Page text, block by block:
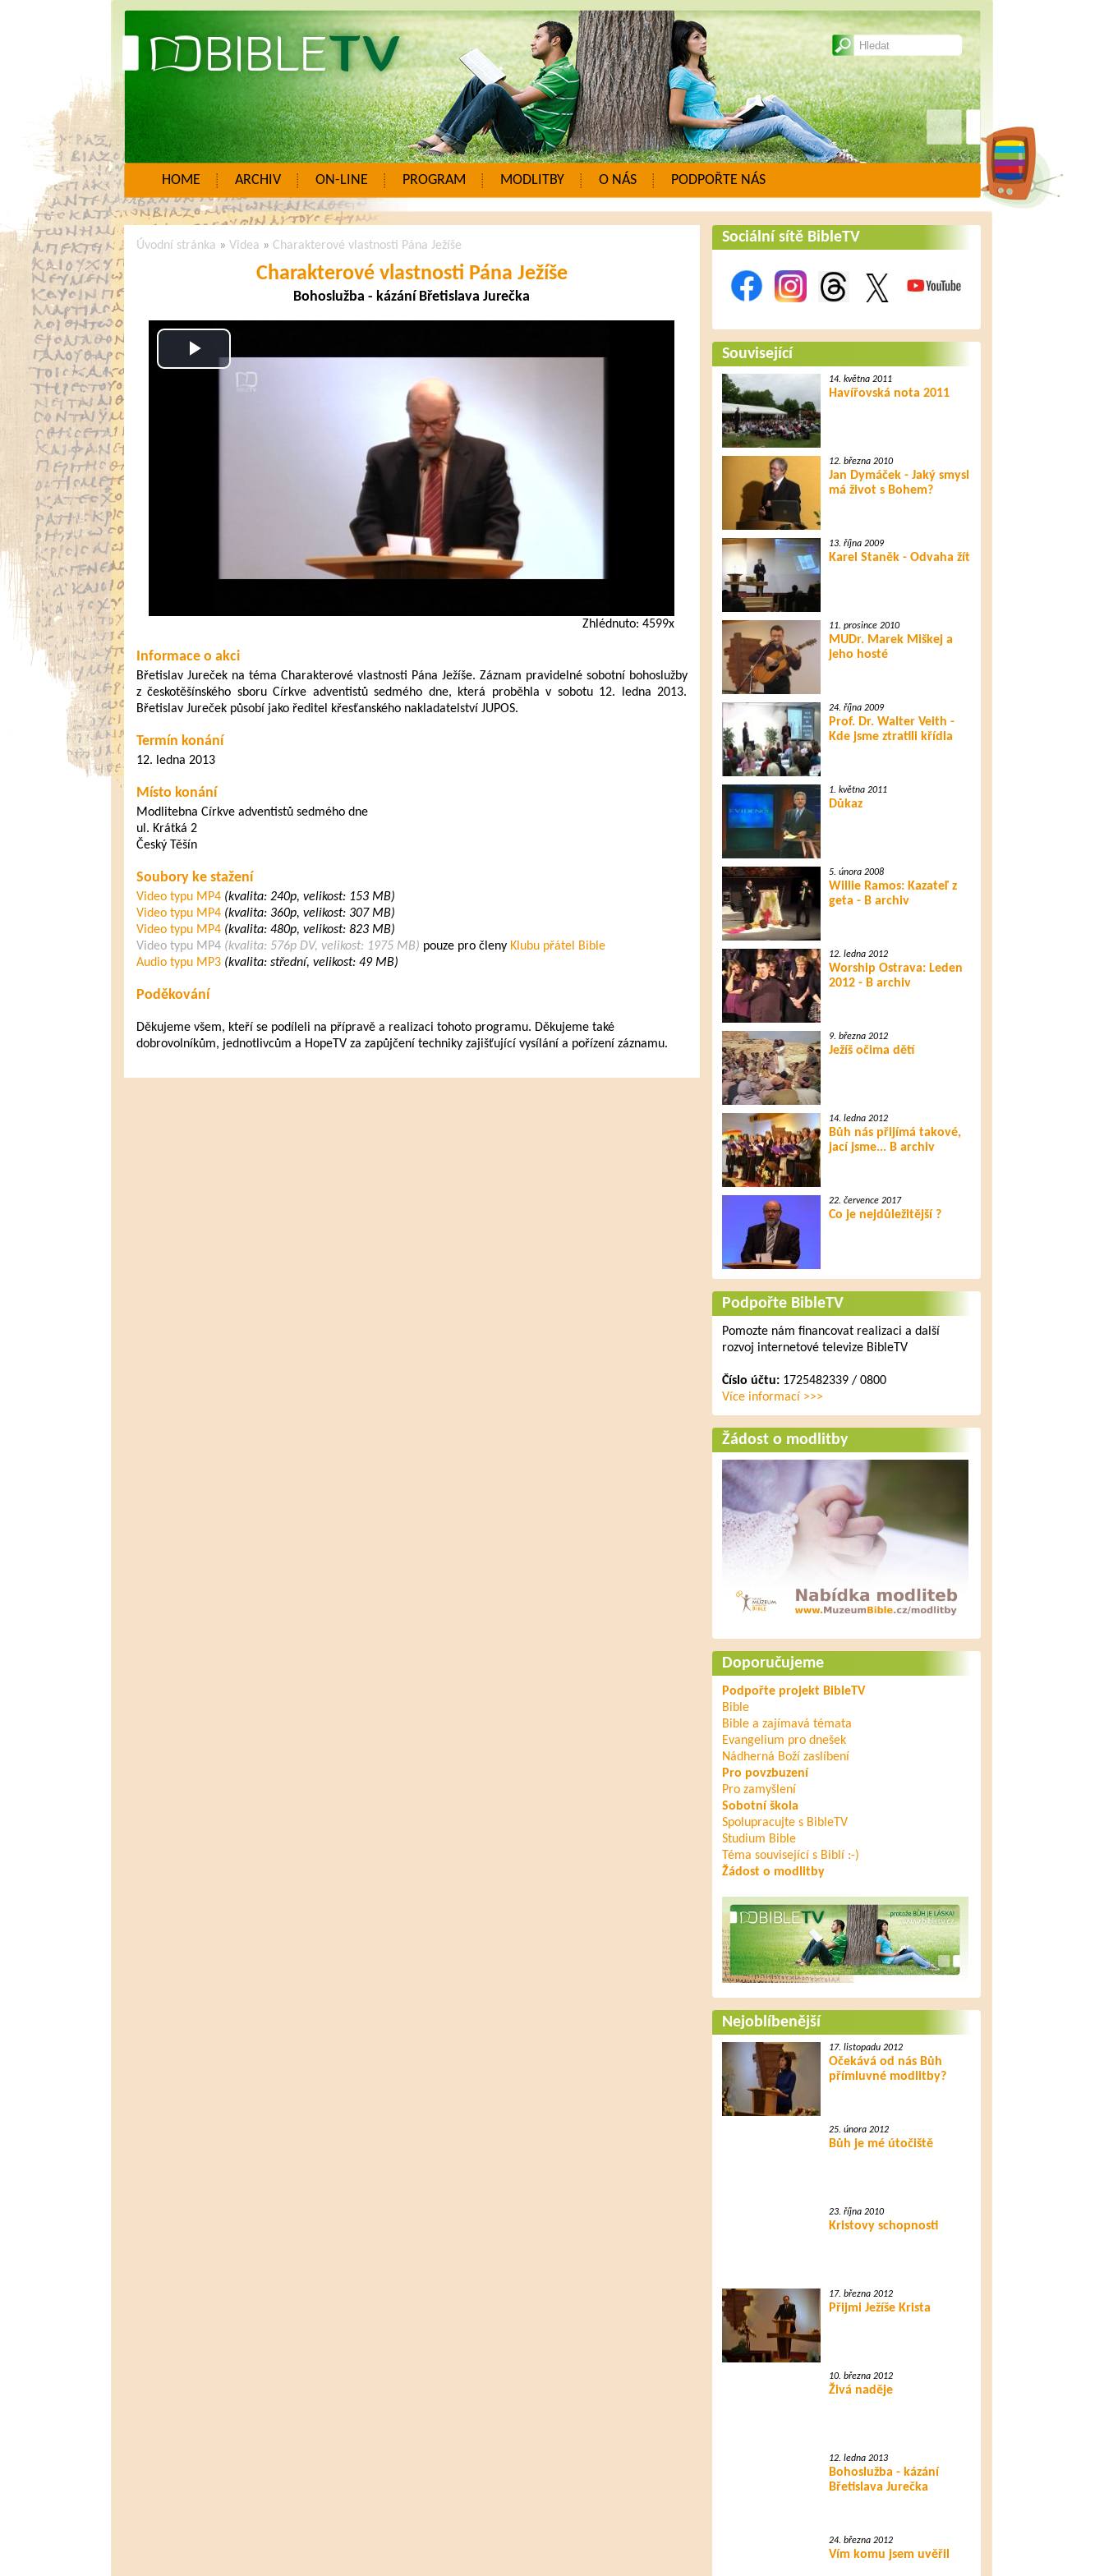
HOME ARCHIV ON-LINE PROGRAM MODLITBY O NÁS PODPOŘTE NÁS
Úvodní stránka » Videa » Charakterové vlastnosti Pána Ježíše
Charakterové vlastnosti Pána Ježíše
Bohoslužba - kázání Břetislava Jurečka
Play
Zhlédnuto: 4599x
Informace o akci
Břetislav Jureček na téma Charakterové vlastnosti Pána Ježíše. Záznam pravidelné sobotní bohoslužby
z českotěšínského sboru Církve adventistů sedmého dne, která proběhla v sobotu 12. ledna 2013.
Břetislav Jureček působí jako ředitel křesťanského nakladatelství JUPOS.
Termín konání
12. ledna 2013
Místo konání
Modlitebna Církve adventistů sedmého dne
ul. Krátká 2
Český Těšín
Soubory ke stažení
Video typu MP4 (kvalita: 240p, velikost: 153 MB)
Video typu MP4 (kvalita: 360p, velikost: 307 MB)
Video typu MP4 (kvalita: 480p, velikost: 823 MB)
Video typu MP4 (kvalita: 576p DV, velikost: 1975 MB) pouze pro členy Klubu přátel Bible
Audio typu MP3 (kvalita: střední, velikost: 49 MB)
Poděkování
Děkujeme všem, kteří se podíleli na přípravě a realizaci tohoto programu. Děkujeme také
dobrovolníkům, jednotlivcům a HopeTV za zapůjčení techniky zajišťující vysílání a pořízení záznamu.
Sociální sítě BibleTV
Související
14. května 2011
Havířovská nota 2011
12. března 2010
Jan Dymáček - Jaký smysl
má život s Bohem?
13. října 2009
Karel Staněk - Odvaha žít
11. prosince 2010
MUDr. Marek Miškej a
jeho hosté
24. října 2009
Prof. Dr. Walter Veith -
Kde jsme ztratili křídla
1. května 2011
Důkaz
5. února 2008
Willie Ramos: Kazateľ z
geta - B archiv
12. ledna 2012
Worship Ostrava: Leden
2012 - B archiv
9. března 2012
Ježíš očima dětí
14. ledna 2012
Bůh nás přijímá takové,
jací jsme... B archiv
22. července 2017
Co je nejdůležitější ?
Podpořte BibleTV
Pomozte nám financovat realizaci a další
rozvoj internetové televize BibleTV
Číslo účtu:1725482339 / 0800
Více informací >>>
Žádost o modlitby
Doporučujeme
Podpořte projekt BibleTV
Bible
Bible a zajímavá témata
Evangelium pro dnešek
Nádherná Boží zaslíbení
Pro povzbuzení
Pro zamyšlení
Sobotní škola
Spolupracujte s BibleTV
Studium Bible
Téma související s Biblí :-)
Žádost o modlitby
Nejoblíbenější
17. listopadu 2012
Očekává od nás Bůh
přímluvné modlitby?
25. února 2012
Bůh je mé útočiště
23. října 2010
Kristovy schopnosti
17. března 2012
Přijmi Ježíše Krista
10. března 2012
Živá naděje
12. ledna 2013
Bohoslužba - kázání
Břetislava Jurečka
24. března 2012
Vím komu jsem uvěřil